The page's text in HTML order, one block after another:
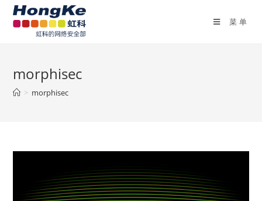
菜单
morphisec
> morphisec